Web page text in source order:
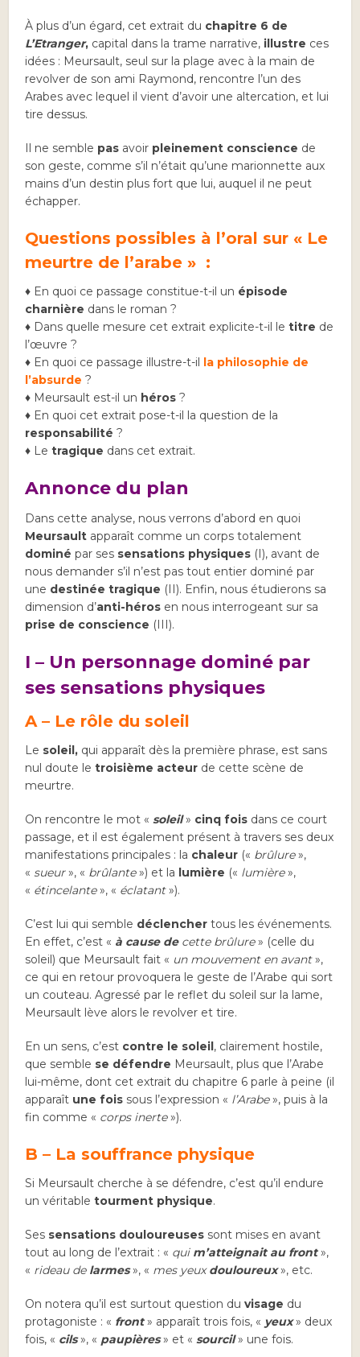
À plus d’un égard, cet extrait du chapitre 6 de
L’Etranger, capital dans la trame narrative, illustre ces
idées : Meursault, seul sur la plage avec à la main de
revolver de son ami Raymond, rencontre l’un des
Arabes avec lequel il vient d’avoir une altercation, et lui
tire dessus.
Il ne semble pas avoir pleinement conscience de
son geste, comme s’il n’était qu’une marionnette aux
mains d’un destin plus fort que lui, auquel il ne peut
échapper.
Questions possibles à l’oral sur « Le
meurtre de l’arabe » :
♦ En quoi ce passage constitue-t-il un épisode
charnière dans le roman ?
♦ Dans quelle mesure cet extrait explicite-t-il letitre de
l’œuvre ?
♦ En quoi ce passage illustre-t-il la philosophie de
l’absurde?
♦ Meursault est-il un héros ?
♦ En quoi cet extrait pose-t-il la question de la
responsabilité ?
♦ Letragique dans cet extrait.
Annonce du plan
Dans cette analyse, nous verrons d’abord en quoi
Meursault apparaît comme un corps totalement
dominé par ses sensations physiques (I), avant de
nous demander s’il n’est pas tout entier dominé par
une destinée tragique (II). Enfin, nous étudierons sa
dimension d’anti-héros en nous interrogeant sur sa
prise de conscience (III).
I – Un personnage dominé par
ses sensations physiques
A – Le rôle du soleil
Le soleil, qui apparaît dès la première phrase, est sans
nul doute letroisième acteur de cette scène de
meurtre.
On rencontre le mot «soleil» cinq fois dans ce court
passage, et il est également présent à travers ses deux
manifestations principales : la chaleur (« brûlure»,
« sueur», « brûlante») et la lumière (« lumière»,
« étincelante», « éclatant»).
C’est lui qui semble déclencher tous les événements.
En effet, c’est « à cause decette brûlure» (celle du
soleil) que Meursault fait « un mouvement en avant»,
ce qui en retour provoquera le geste de l’Arabe qui sort
un couteau. Agressé par le reflet du soleil sur la lame,
Meursault lève alors le revolver et tire.
En un sens, c’est contre le soleil, clairement hostile,
que semble se défendre Meursault, plus que l’Arabe
lui-même, dont cet extrait du chapitre 6 parle à peine (il
apparaît une fois sous l’expression « l’Arabe», puis à la
fin comme « corps inerte»).
B – La souffrance physique
Si Meursault cherche à se défendre, c’est qu’il endure
un véritabletourment physique.
Ses sensations douloureuses sont mises en avant
tout au long de l’extrait : « qui m’atteignait au front»,
« rideau de larmes», « mes yeuxdouloureux », etc.
On notera qu’il est surtout question duvisage du
protagoniste : « front» apparaît trois fois, « yeux» deux
fois, « cils», « paupières» et « sourcil» une fois.